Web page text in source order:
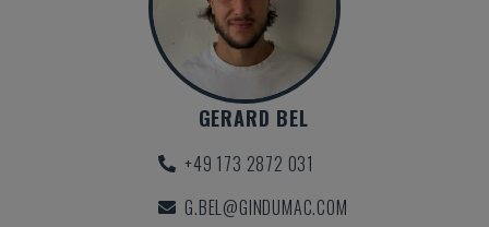
GERARD BEL
+49 173 2872 031
G.BEL@GINDUMAC.COM